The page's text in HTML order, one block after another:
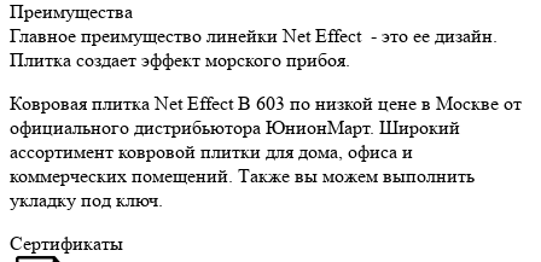
Преимущества
Главное преимущество линейки Net Effect - это ее дизайн.
Плитка создает эффект морского прибоя.
Ковровая плитка Net Effect B 603 по низкой цене в Москве от
официального дистрибьютора ЮнионМарт. Широкий
ассортимент ковровой плитки для дома, офиса и
коммерческих помещений. Также вы можем выполнить
укладку под ключ.
Сертификаты